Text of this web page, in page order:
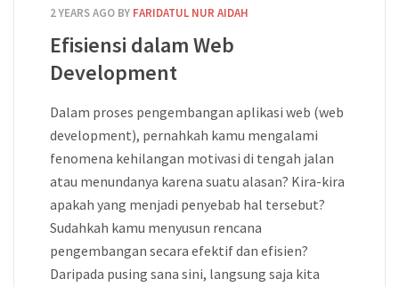
2 YEARS AGO BY FARIDATUL NUR AIDAH
Efisiensi dalam Web
Development
Dalam proses pengembangan aplikasi web (web
development), pernahkah kamu mengalami
fenomena kehilangan motivasi di tengah jalan
atau menundanya karena suatu alasan? Kira-kira
apakah yang menjadi penyebab hal tersebut?
Sudahkah kamu menyusun rencana
pengembangan secara efektif dan efisien?
Daripada pusing sana sini, langsung saja kita